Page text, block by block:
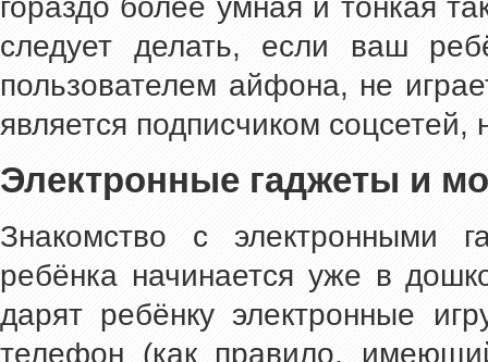
следует делать, если ваш
пользователем айфона, не
является подписчиком
Электронные гаджеты и
Знакомство с электронными
ребёнка начинается уже в
дарят ребёнку электронные
телефон (как правило,